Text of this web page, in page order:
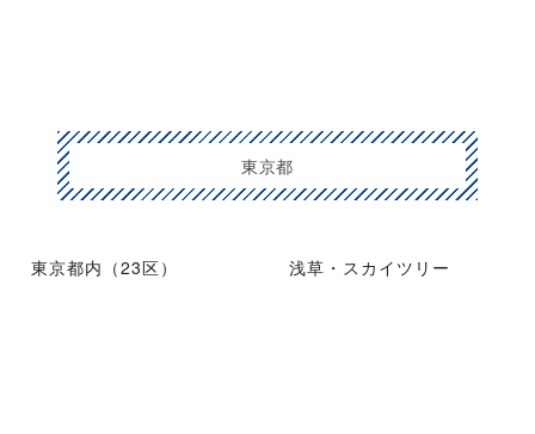
東京都
東京都内（23区） 浅草・スカイツリー